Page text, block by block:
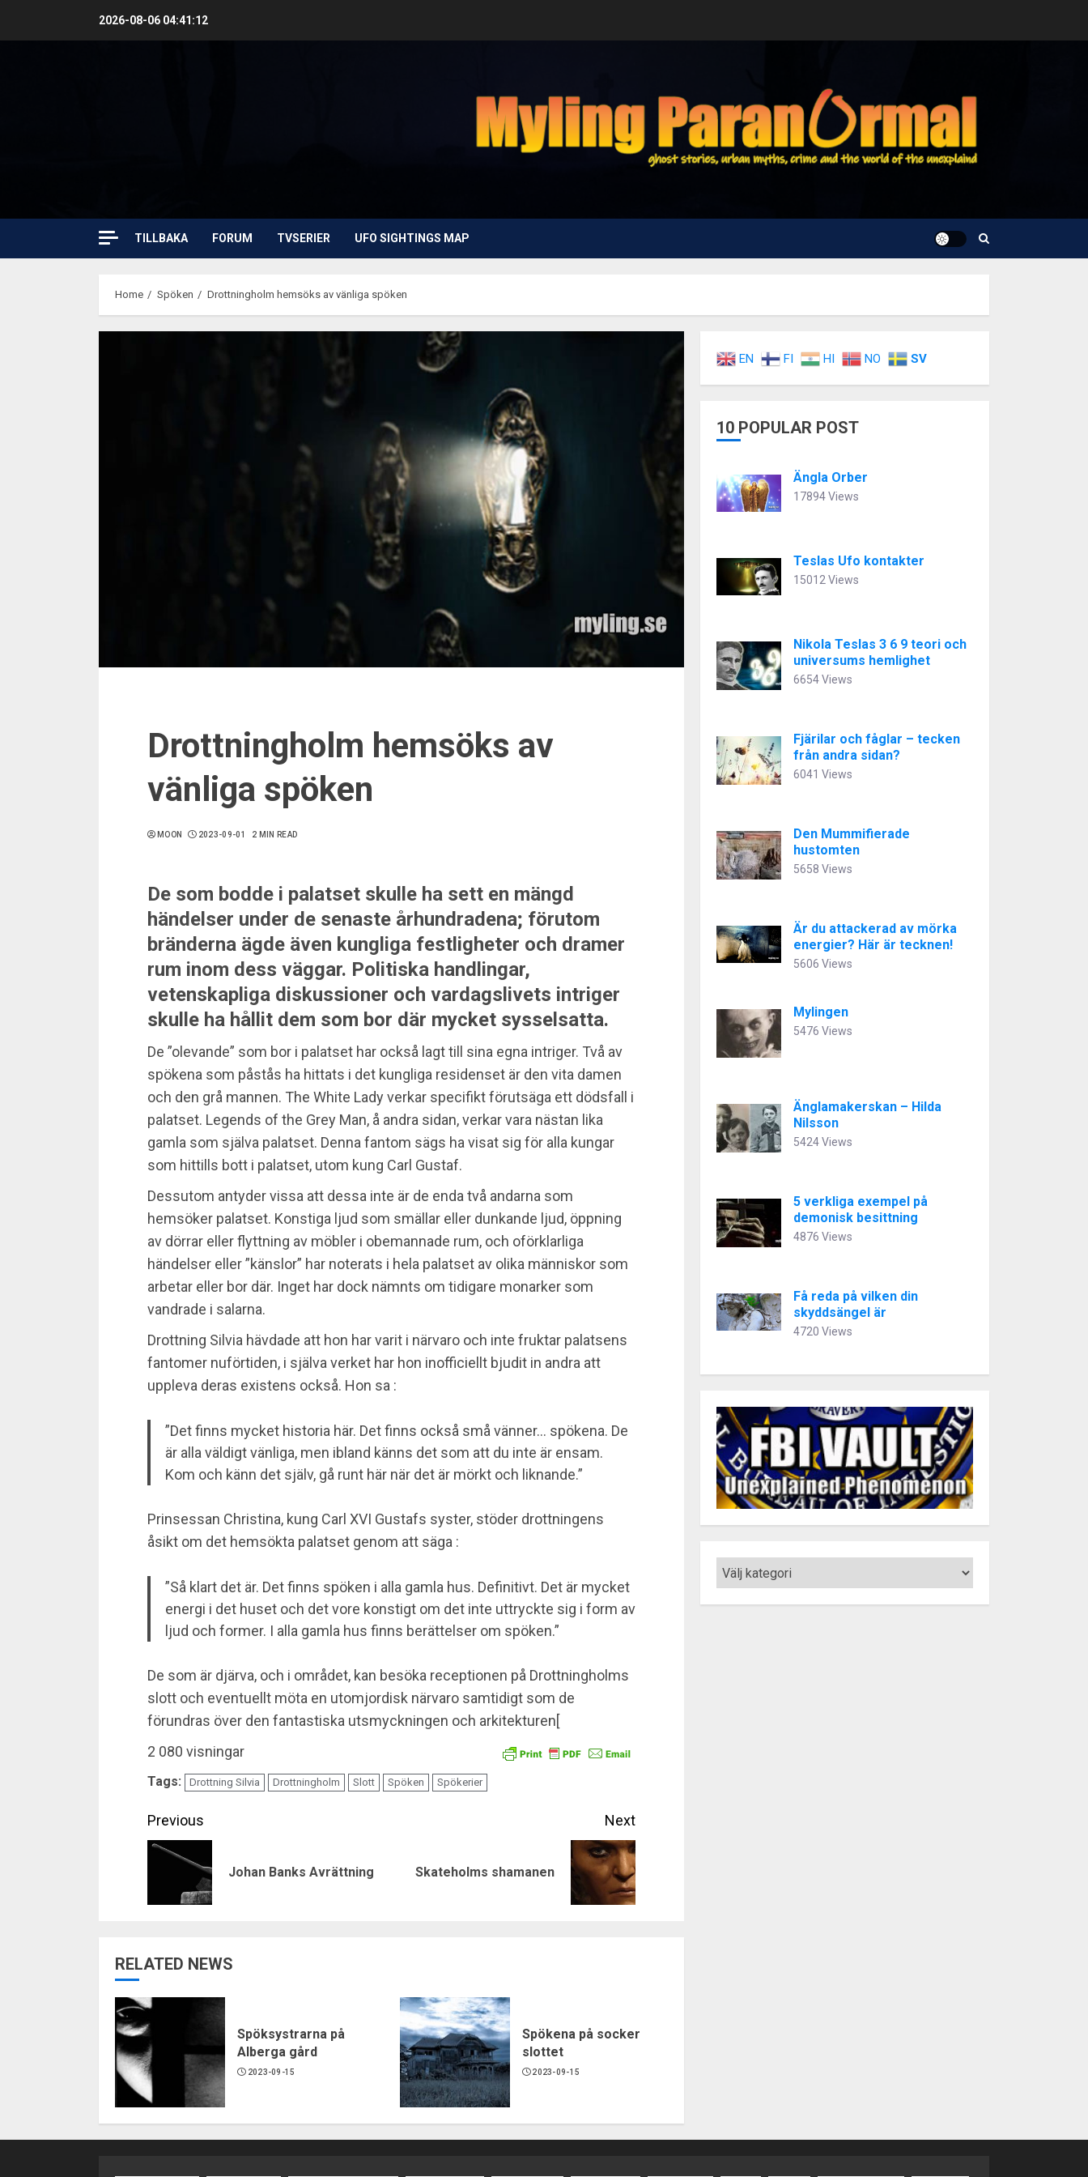
2026-08-06 04:41:13
TILLBAKA FORUM TVSERIER UFO SIGHTINGS MAP
Home Spöken Drottningholm hemsöks av vänliga spöken
Drottningholm hemsöks av
vänliga spöken
MOON 2023-09-01 2 MIN READ
De som bodde i palatset skulle ha sett en mängd
händelser under de senaste århundradena; förutom
bränderna ägde även kungliga festligheter och dramer
rum inom dess väggar. Politiska handlingar,
vetenskapliga diskussioner och vardagslivets intriger
skulle ha hållit dem som bor där mycket sysselsatta.
De ”olevande” som bor i palatset har också lagt till sina egna intriger. Två av
spökena som påstås ha hittats i det kungliga residenset är den vita damen
och den grå mannen. The White Lady verkar specifikt förutsäga ett dödsfall i
palatset. Legends of the Grey Man, å andra sidan, verkar vara nästan lika
gamla som själva palatset. Denna fantom sägs ha visat sig för alla kungar
som hittills bott i palatset, utom kung Carl Gustaf.
Dessutom antyder vissa att dessa inte är de enda två andarna som
hemsöker palatset. Konstiga ljud som smällar eller dunkande ljud, öppning
av dörrar eller flyttning av möbler i obemannade rum, och oförklarliga
händelser eller ”känslor” har noterats i hela palatset av olika människor som
arbetar eller bor där. Inget har dock nämnts om tidigare monarker som
vandrade i salarna.
Drottning Silvia hävdade att hon har varit i närvaro och inte fruktar palatsens
fantomer nuförtiden, i själva verket har hon inofficiellt bjudit in andra att
uppleva deras existens också. Hon sa :
”Det finns mycket historia här. Det finns också små vänner… spökena. De
är alla väldigt vänliga, men ibland känns det som att du inte är ensam.
Kom och känn det själv, gå runt här när det är mörkt och liknande.”
Prinsessan Christina, kung Carl XVI Gustafs syster, stöder drottningens
åsikt om det hemsökta palatset genom att säga :
”Så klart det är. Det finns spöken i alla gamla hus. Definitivt. Det är mycket
energi i det huset och det vore konstigt om det inte uttryckte sig i form av
ljud och former. I alla gamla hus finns berättelser om spöken.”
De som är djärva, och i området, kan besöka receptionen på Drottningholms
slott och eventuellt möta en utomjordisk närvaro samtidigt som de
förundras över den fantastiska utsmyckningen och arkitekturen[
2 080 visningar
Tags: Drottning Silvia Drottningholm Slott Spöken Spökerier
Continue
Reading
Previous
Previous
Johan Banks Avrättning
Next
NextSkateholms shamanen
RELATED NEWS
Spöksystrarna på
Alberga gård
2023-09-15
Spökena på socker
slottet
2023-09-15
EN FI HI NO SV
10 POPULAR POST
Ängla Orber
17894 Views
Teslas Ufo kontakter
15012 Views
Nikola Teslas 3 6 9 teori och
universums hemlighet
6654 Views
Fjärilar och fåglar – tecken
från andra sidan?
6041 Views
Den Mummifierade
hustomten
5658 Views
Är du attackerad av mörka
energier? Här är tecknen!
5606 Views
Mylingen
5476 Views
Änglamakerskan – Hilda
Nilsson
5424 Views
5 verkliga exempel på
demonisk besittning
4876 Views
Få reda på vilken din
skyddsängel är
4720 Views